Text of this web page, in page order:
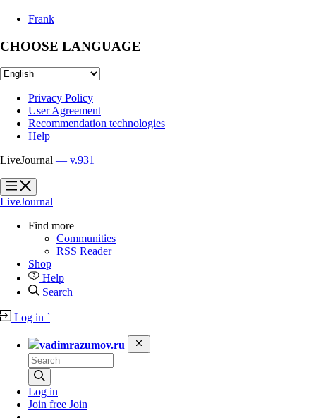
Frank
CHOOSE LANGUAGE
Privacy Policy
User Agreement
Recommendation technologies
Help
LiveJournal — v.931
?
?
LiveJournal
Find more
Communities
RSS Reader
Shop
Help
Search
Log in `
vadimrazumov.ru
Log in
Join free Join